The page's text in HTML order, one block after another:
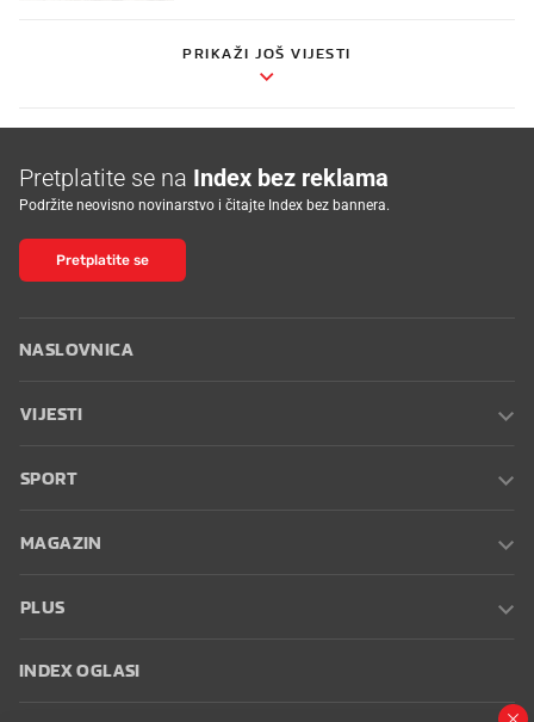
PRIKAŽI JOŠ VIJESTI
Pretplatite se na Index bez reklama
Podržite neovisno novinarstvo i čitajte Index bez bannera.
Pretplatite se
NASLOVNICA
VIJESTI
SPORT
MAGAZIN
PLUS
INDEX OGLASI